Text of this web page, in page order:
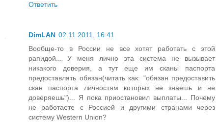
Ответить
DimLAN 02.11.2011, 16:41
Вообще-то в России не все хотят работать с этой
рапидой... У меня лично эта система не вызывает
никакого доверия, а тут еще им сканы паспорта
предоставлять обязан(читать как: "обязан предоставить
скан паспорта личностям которых не знаешь и не
доверяешь")... Я пока приостановил выплаты... Почему
не работаете с Россией и другими странами через
систему Western Union?